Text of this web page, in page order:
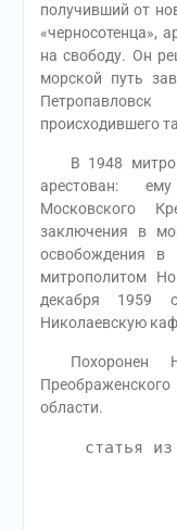
получивший от
«черносотенца»,
на свободу. Он
морской путь
происходившего
В 1948
арестован:
Московского
заключения в
освобождения в
митрополитом
декабря 1959
Николаевскую
Похоронен
области.
статья